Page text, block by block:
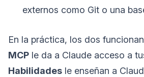
externos como Git o una
En la práctica, los dos
MCP le da a Claude acceso a
Habilidades le enseñan a